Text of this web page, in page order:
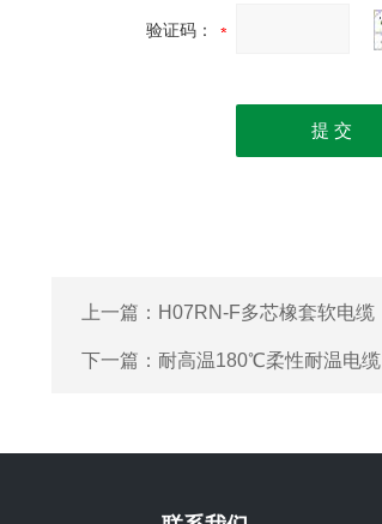
验证码：
上一篇： H07RN-F多芯橡套软电缆
下一篇： 耐高温180℃柔性耐温电缆